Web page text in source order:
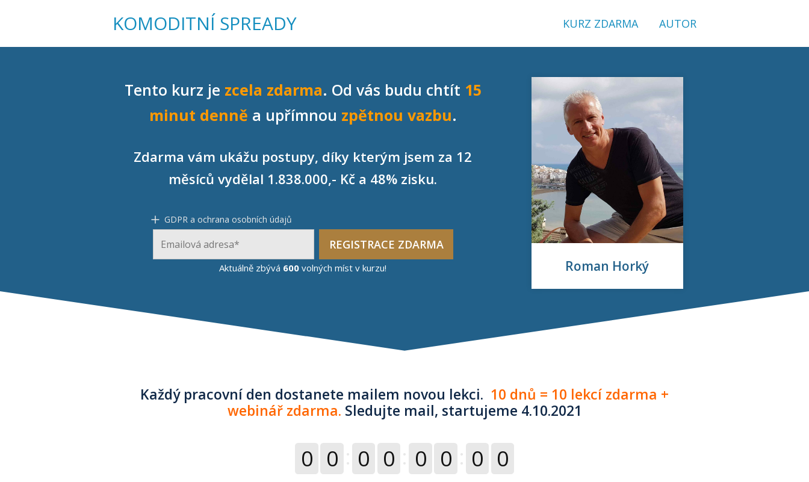
KOMODITNÍ SPREADY KURZ ZDARMA AUTOR
Tento kurz je zcela zdarma. Od vás budu chtít 15
minut denně a upřímnou zpětnou vazbu.
Zdarma vám ukážu postupy, díky kterým jsem za 12
měsíců vydělal 1.838.000,- Kč a 48% zisku.
GDPR a ochrana osobních údajů
REGISTRACE ZDARMA
Aktuálně zbývá 600 volných míst v kurzu! Roman Horký
Každý pracovní den dostanete mailem novou lekci. 10 dnů = 10 lekcí zdarma +
webinář zdarma. Sledujte mail, startujeme 4.10.2021
0 0 0 0 0 0 0 0